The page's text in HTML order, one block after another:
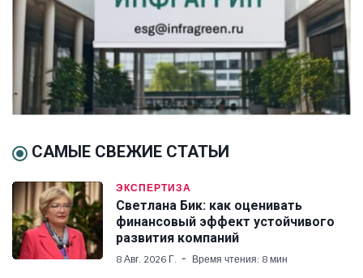
САМЫЕ СВЕЖИЕ СТАТЬИ
ЭКСПЕРТИЗА
Светлана Бик: как оценивать
финансовый эффект устойчивого
развития компаний
8 Авг. 2026 Г. Время чтения: 8 мин